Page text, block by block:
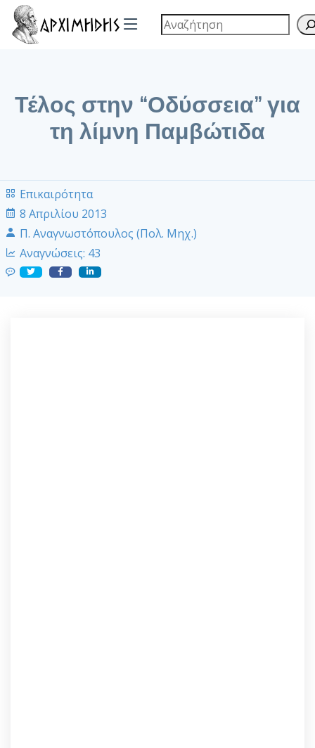
Τέλος στην “Οδύσσεια” για
τη λίμνη Παμβώτιδα
Επικαιρότητα
8 Απριλίου 2013
Π. Αναγνωστόπουλος (Πολ. Μηχ.)
Αναγνώσεις: 43